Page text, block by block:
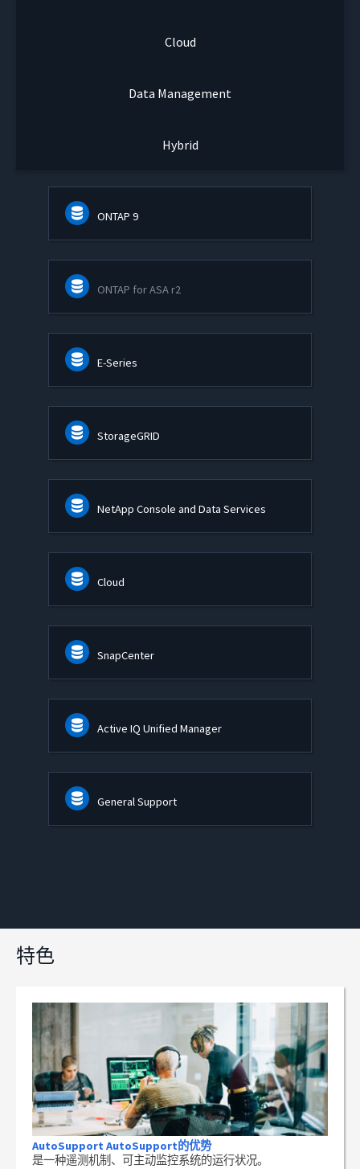
Cloud
Data Management
Hybrid
ONTAP 9
ONTAP for ASA r2
E-Series
StorageGRID
NetApp Console and Data Services
Cloud
SnapCenter
Active IQ Unified Manager
General Support
特色
AutoSupport AutoSupport的优势
是一种遥测机制、可主动监控系统的运行状况。